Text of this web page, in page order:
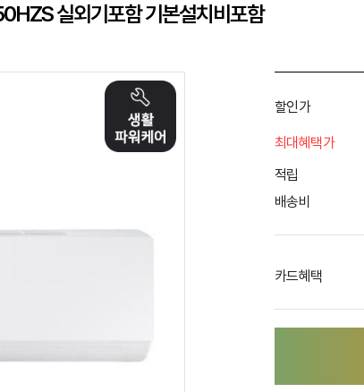
실외기포함 기본설치비포함
할인가
최대혜택가
적립
배송비
카드혜택